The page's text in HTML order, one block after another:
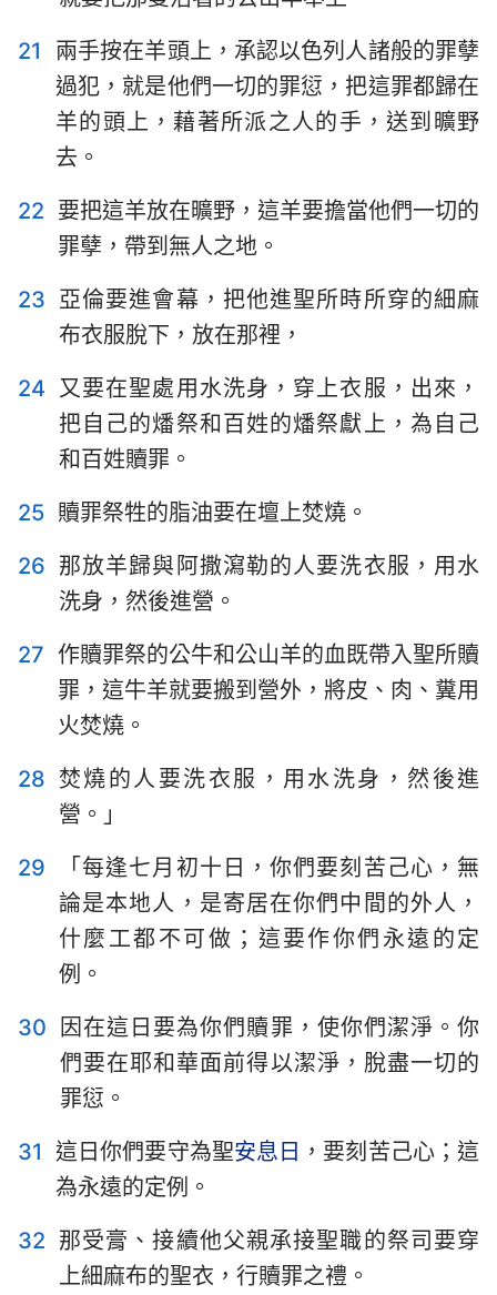
1 2 3 4 5 6
7
8
9 10 11 12 13
14
15
16 17 18 19 20
21
22
21
兩手按在羊頭上，承認以色列人諸般的罪孽
過犯，就是他們一切的罪愆，把這罪都歸在
羊的頭上，藉著所派之人的手，送到曠野
去。
22 要把這羊放在曠野，這羊要擔當他們一切的
罪孽，帶到無人之地。
23 亞倫要進會幕，把他進聖所時所穿的細麻
布衣服脫下，放在那裡，
24 又要在聖處用水洗身，穿上衣服，出來，
把自己的燔祭和百姓的燔祭獻上，為自己
和百姓贖罪。
25 贖罪祭牲的脂油要在壇上焚燒。
26 那放羊歸與阿撒瀉勒的人要洗衣服，用水
洗身，然後進營。
27 作贖罪祭的公牛和公山羊的血既帶入聖所贖
罪，這牛羊就要搬到營外，將皮、肉、糞用
火焚燒。
28 焚燒的人要洗衣服，用水洗身，然後進
營。」
29
「每逢七月初十日，你們要刻苦己心，無
論是本地人，是寄居在你們中間的外人，
什麼工都不可做；這要作你們永遠的定
例。
30
因在這日要為你們贖罪，使你們潔淨。你
們要在耶和華面前得以潔淨，脫盡一切的
罪愆。
31 這日你們要守為聖安息日 ，要刻苦己心；這
為永遠的定例。
32 那受膏、接續他父親承接聖職的祭司要穿
上細麻布的聖衣，行贖罪之禮。